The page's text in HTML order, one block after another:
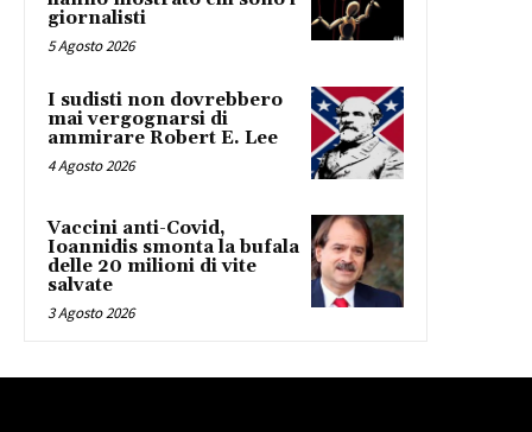
giornalisti
5 Agosto 2026
I sudisti non dovrebbero
mai vergognarsi di
ammirare Robert E. Lee
4 Agosto 2026
Vaccini anti-Covid,
Ioannidis smonta la bufala
delle 20 milioni di vite
salvate
3 Agosto 2026